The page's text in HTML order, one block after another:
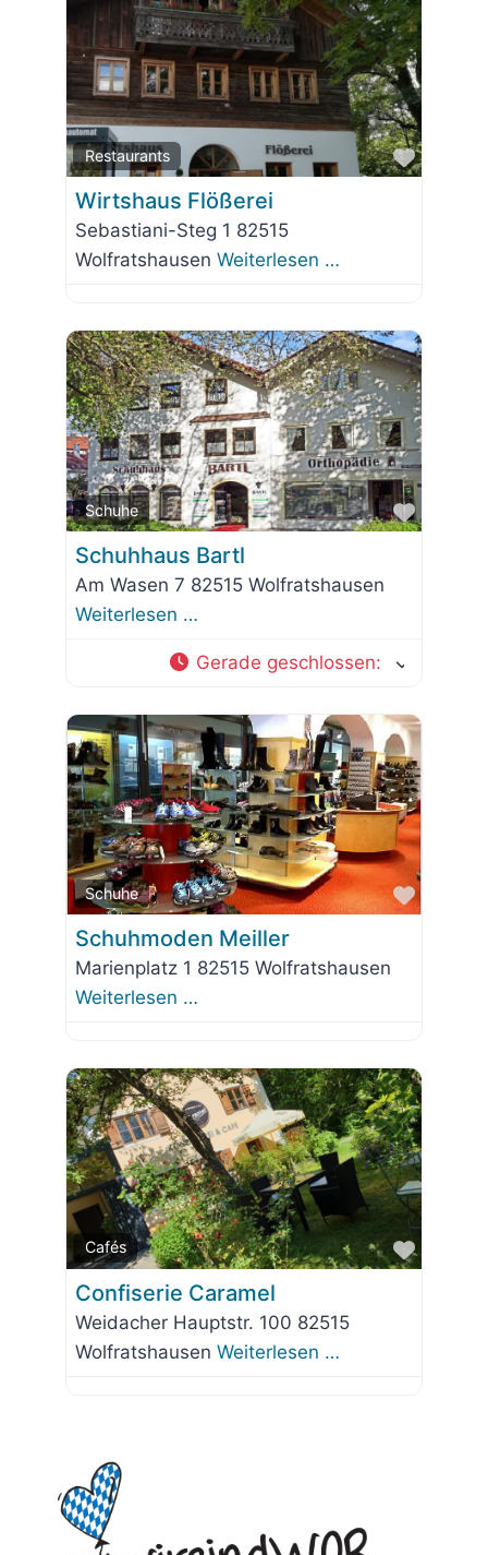
Restaurants
Favorit
Wirtshaus Flößerei
Sebastiani-Steg 1 82515
Wolfratshausen Weiterlesen …
Schuhe
Favorit
Schuhhaus Bartl
Am Wasen 7 82515 Wolfratshausen
Weiterlesen …
Gerade geschlossen:
Schuhe
Favorit
Schuhmoden Meiller
Marienplatz 1 82515 Wolfratshausen
Weiterlesen …
Cafés
Favorit
Confiserie Caramel
Weidacher Hauptstr. 100 82515
Wolfratshausen Weiterlesen …